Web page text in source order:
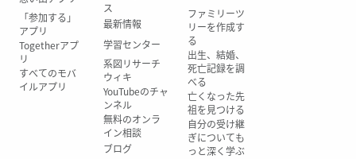
「参加する」
アプリ
Togetherアプ
リ
すべてのモバ
イルアプリ
ス
最新情報
学習センター
系図リサーチ
ウィキ
YouTubeのチャ
ンネル
無料のオンラ
イン相談
ブログ
ファミリーツ
リーを作成す
る
出生、結婚、
死亡記録を調
べる
亡くなった先
祖を見つける
自分の受け継
ぎについても
っと深く学ぶ